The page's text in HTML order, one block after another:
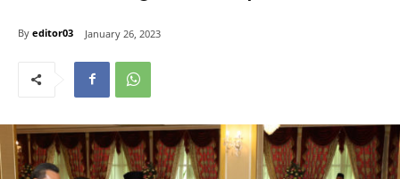
By editor03 January 26, 2023